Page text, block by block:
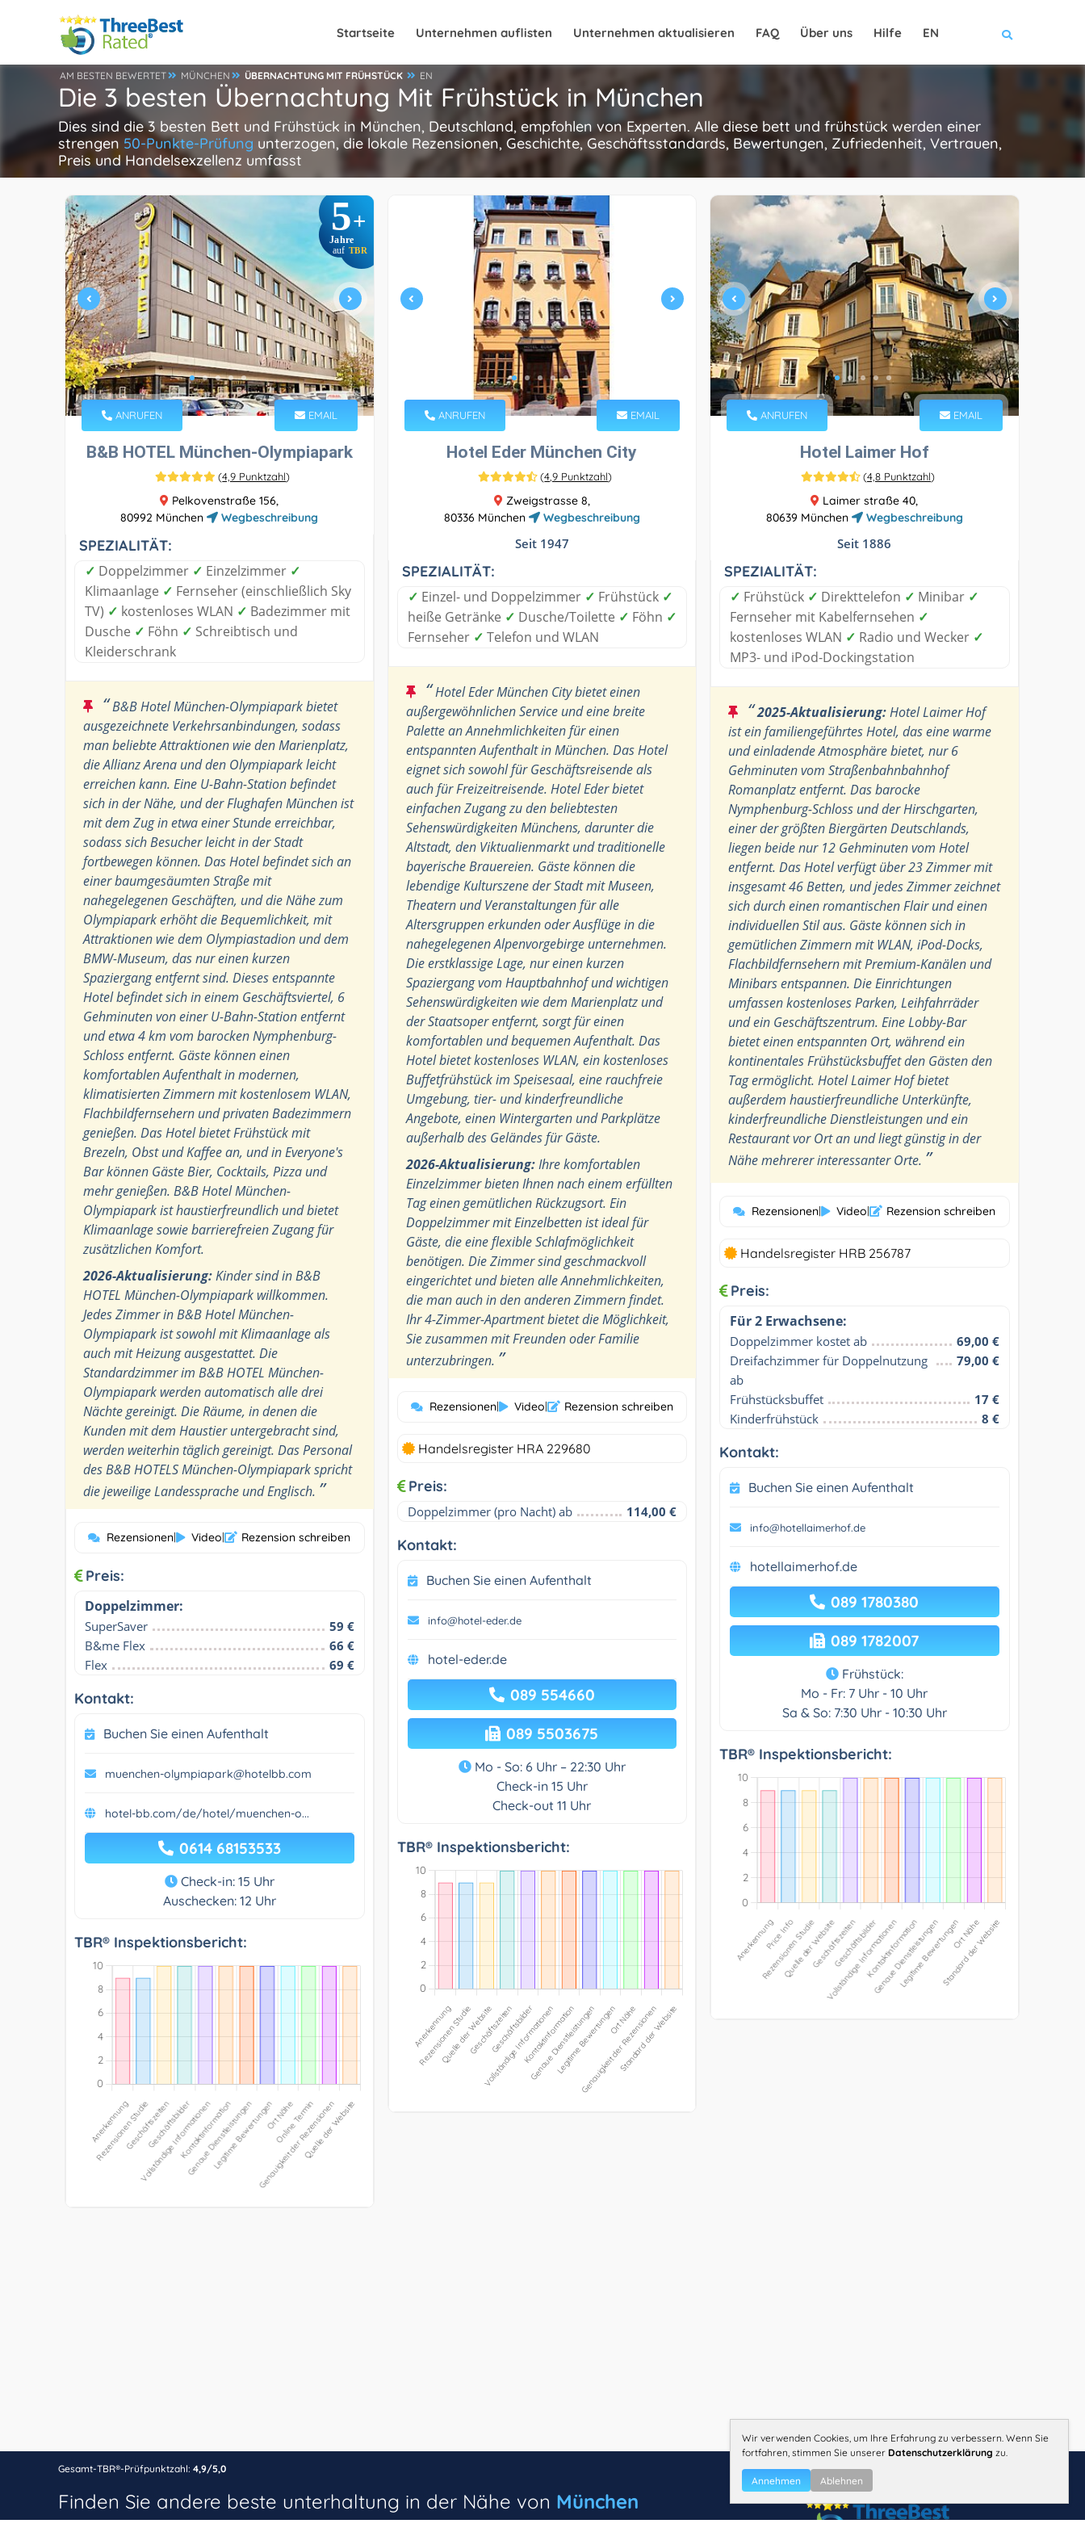
Startseite Unternehmen auflisten Unternehmen aktualisieren FAQ Über uns Hilfe EN
AM BESTEN BEWERTET MÜNCHEN ÜBERNACHTUNG MIT FRÜHSTÜCK EN
Die 3 besten Übernachtung Mit Frühstück in München
Dies sind die 3 besten Bett und Frühstück in München, Deutschland, empfohlen von Experten. Alle diese bett und frühstück werden einer
strengen 50-Punkte-Prüfung unterzogen, die lokale Rezensionen, Geschichte, Geschäftsstandards, Bewertungen, Zufriedenheit, Vertrauen,
Preis und Handelsexzellenz umfasst
5+
Jahre
auf TBR
ANRUFEN EMAIL
B&B HOTEL München-Olympiapark
(4,9 Punktzahl)
Pelkovenstraße 156,
80992 München
Wegbeschreibung
SPEZIALITÄT:
✓ Doppelzimmer ✓ Einzelzimmer ✓
Klimaanlage ✓ Fernseher (einschließlich Sky
TV) ✓ kostenloses WLAN ✓ Badezimmer mit
Dusche ✓ Föhn ✓ Schreibtisch und
Kleiderschrank
“B&B Hotel München-Olympiapark bietet
ausgezeichnete Verkehrsanbindungen, sodass
man beliebte Attraktionen wie den Marienplatz,
die Allianz Arena und den Olympiapark leicht
erreichen kann. Eine U-Bahn-Station befindet
sich in der Nähe, und der Flughafen München ist
mit dem Zug in etwa einer Stunde erreichbar,
sodass sich Besucher leicht in der Stadt
fortbewegen können. Das Hotel befindet sich an
einer baumgesäumten Straße mit
nahegelegenen Geschäften, und die Nähe zum
Olympiapark erhöht die Bequemlichkeit, mit
Attraktionen wie dem Olympiastadion und dem
BMW-Museum, das nur einen kurzen
Spaziergang entfernt sind. Dieses entspannte
Hotel befindet sich in einem Geschäftsviertel, 6
Gehminuten von einer U-Bahn-Station entfernt
und etwa 4 km vom barocken Nymphenburg-
Schloss entfernt. Gäste können einen
komfortablen Aufenthalt in modernen,
klimatisierten Zimmern mit kostenlosem WLAN,
Flachbildfernsehern und privaten Badezimmern
genießen. Das Hotel bietet Frühstück mit
Brezeln, Obst und Kaffee an, und in Everyone's
Bar können Gäste Bier, Cocktails, Pizza und
mehr genießen. B&B Hotel München-
Olympiapark ist haustierfreundlich und bietet
Klimaanlage sowie barrierefreien Zugang für
zusätzlichen Komfort.
2026-Aktualisierung:Kinder sind in B&B
HOTEL München-Olympiapark willkommen.
Jedes Zimmer in B&B Hotel München-
Olympiapark ist sowohl mit Klimaanlage als
auch mit Heizung ausgestattet. Die
Standardzimmer im B&B HOTEL München-
Olympiapark werden automatisch alle drei
Nächte gereinigt. Die Räume, in denen die
Kunden mit dem Haustier untergebracht sind,
werden weiterhin täglich gereinigt. Das Personal
des B&B HOTELS München-Olympiapark spricht
die jeweilige Landessprache und Englisch. ”
Rezensionen| Video| Rezension schreiben
Preis:
Doppelzimmer:
SuperSaver
59 €
B&me Flex
66 €
Flex
69 €
Kontakt:
Buchen Sie einen Aufenthalt
muenchen-olympiapark@hotelbb.com
hotel-bb.com/de/hotel/muenchen-o...
0614 68153533
Check-in: 15 Uhr
Auschecken: 12 Uhr
TBR® Inspektionsbericht:
ANRUFEN EMAIL
Hotel Eder München City
(4,9 Punktzahl)
Zweigstrasse 8,
80336 München
Wegbeschreibung
Seit 1947
SPEZIALITÄT:
✓ Einzel- und Doppelzimmer ✓ Frühstück ✓
heiße Getränke ✓ Dusche/Toilette ✓ Föhn ✓
Fernseher ✓ Telefon und WLAN
“Hotel Eder München City bietet einen
außergewöhnlichen Service und eine breite
Palette an Annehmlichkeiten für einen
entspannten Aufenthalt in München. Das Hotel
eignet sich sowohl für Geschäftsreisende als
auch für Freizeitreisende. Hotel Eder bietet
einfachen Zugang zu den beliebtesten
Sehenswürdigkeiten Münchens, darunter die
Altstadt, den Viktualienmarkt und traditionelle
bayerische Brauereien. Gäste können die
lebendige Kulturszene der Stadt mit Museen,
Theatern und Veranstaltungen für alle
Altersgruppen erkunden oder Ausflüge in die
nahegelegenen Alpenvorgebirge unternehmen.
Die erstklassige Lage, nur einen kurzen
Spaziergang vom Hauptbahnhof und wichtigen
Sehenswürdigkeiten wie dem Marienplatz und
der Staatsoper entfernt, sorgt für einen
komfortablen und bequemen Aufenthalt. Das
Hotel bietet kostenloses WLAN, ein kostenloses
Buffetfrühstück im Speisesaal, eine rauchfreie
Umgebung, tier- und kinderfreundliche
Angebote, einen Wintergarten und Parkplätze
außerhalb des Geländes für Gäste.
2026-Aktualisierung:Ihre komfortablen
Einzelzimmer bieten Ihnen nach einem erfüllten
Tag einen gemütlichen Rückzugsort. Ein
Doppelzimmer mit Einzelbetten ist ideal für
Gäste, die eine flexible Schlafmöglichkeit
benötigen. Die Zimmer sind geschmackvoll
eingerichtet und bieten alle Annehmlichkeiten,
die man auch in den anderen Zimmern findet.
Ihr 4-Zimmer-Apartment bietet die Möglichkeit,
Sie zusammen mit Freunden oder Familie
unterzubringen. ”
Rezensionen| Video| Rezension schreiben
Handelsregister HRA 229680
Preis:
Doppelzimmer (pro Nacht) ab 114,00 €
Kontakt:
Buchen Sie einen Aufenthalt
info@hotel-eder.de
hotel-eder.de
089 554660
089 5503675
Mo - So: 6 Uhr – 22:30 Uhr
Check-in 15 Uhr
Check-out 11 Uhr
TBR® Inspektionsbericht:
ANRUFEN EMAIL
Hotel Laimer Hof
(4,8 Punktzahl)
Laimer straße 40,
80639 München
Wegbeschreibung
Seit 1886
SPEZIALITÄT:
✓ Frühstück ✓ Direkttelefon ✓ Minibar ✓
Fernseher mit Kabelfernsehen ✓
kostenloses WLAN ✓ Radio und Wecker ✓
MP3- und iPod-Dockingstation
“2025-Aktualisierung:Hotel Laimer Hof
ist ein familiengeführtes Hotel, das eine warme
und einladende Atmosphäre bietet, nur 6
Gehminuten vom Straßenbahnbahnhof
Romanplatz entfernt. Das barocke
Nymphenburg-Schloss und der Hirschgarten,
einer der größten Biergärten Deutschlands,
liegen beide nur 12 Gehminuten vom Hotel
entfernt. Das Hotel verfügt über 23 Zimmer mit
insgesamt 46 Betten, und jedes Zimmer zeichnet
sich durch einen romantischen Flair und einen
individuellen Stil aus. Gäste können sich in
gemütlichen Zimmern mit WLAN, iPod-Docks,
Flachbildfernsehern mit Premium-Kanälen und
Minibars entspannen. Die Einrichtungen
umfassen kostenloses Parken, Leihfahrräder
und ein Geschäftszentrum. Eine Lobby-Bar
bietet einen entspannten Ort, während ein
kontinentales Frühstücksbuffet den Gästen den
Tag ermöglicht. Hotel Laimer Hof bietet
außerdem haustierfreundliche Unterkünfte,
kinderfreundliche Dienstleistungen und ein
Restaurant vor Ort an und liegt günstig in der
Nähe mehrerer interessanter Orte. ”
Rezensionen| Video| Rezension schreiben
Handelsregister HRB 256787
Preis:
Für 2 Erwachsene:
Doppelzimmer kostet ab
69,00 €
Dreifachzimmer für Doppelnutzung
ab
79,00 €
Frühstücksbuffet
17 €
Kinderfrühstück
8 €
Kontakt:
Buchen Sie einen Aufenthalt
info@hotellaimerhof.de
hotellaimerhof.de
089 1780380
089 1782007
Frühstück:
Mo - Fr: 7 Uhr - 10 Uhr
Sa & So: 7:30 Uhr - 10:30 Uhr
TBR® Inspektionsbericht:
Gesamt-TBR®-Prüfpunktzahl: 4,9/5,0
Finden Sie andere beste unterhaltung in der Nähe von München
Wir verwenden Cookies, um Ihre Erfahrung zu verbessern. Wenn Sie
fortfahren, stimmen Sie unserer Datenschutzerklärung zu.
Annehmen Ablehnen